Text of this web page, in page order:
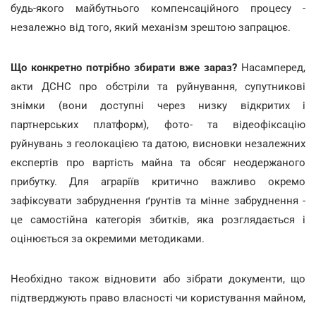
будь-якого майбутнього компенсаційного процесу -
незалежно від того, який механізм зрештою запрацює.
Що конкретно потрібно збирати вже зараз? Насамперед,
акти ДСНС про обстріли та руйнування, супутникові
знімки (вони доступні через низку відкритих і
партнерських платформ), фото- та відеофіксацію
руйнувань з геолокацією та датою, висновки незалежних
експертів про вартість майна та обсяг неодержаного
прибутку. Для аграріїв критично важливо окремо
зафіксувати забруднення ґрунтів та мінне забруднення -
це самостійна категорія збитків, яка розглядається і
оцінюється за окремими методиками.
Необхідно також відновити або зібрати документи, що
підтверджують право власності чи користування майном,